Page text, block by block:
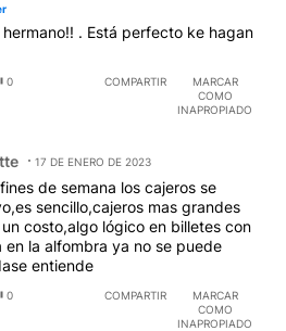
. Está perfecto ke hagan
0 COMPARTIR
MARCAR
COMO
INAPROPIADO
17 DE ENERO DE 2023
de semana los cajeros se
sencillo,cajeros mas grandes
costo,algo lógico en billetes con
en la alfombra ya no se puede
entiende
0 COMPARTIR
MARCAR
COMO
INAPROPIADO